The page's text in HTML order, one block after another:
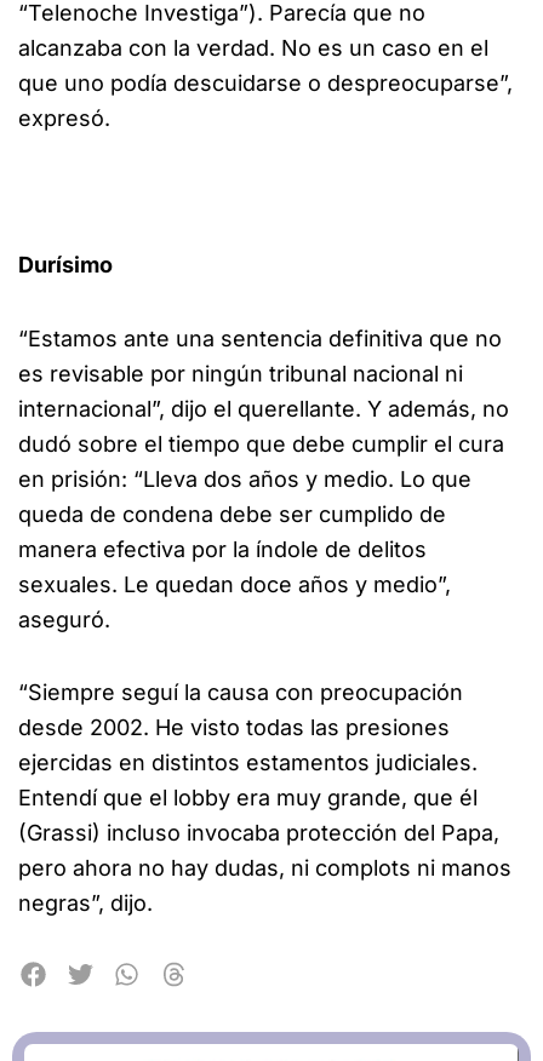
“Telenoche Investiga”). Parecía que no
alcanzaba con la verdad. No es un caso en el
que uno podía descuidarse o despreocuparse”,
expresó.
Durísimo
“Estamos ante una sentencia definitiva que no
es revisable por ningún tribunal nacional ni
internacional”, dijo el querellante. Y además, no
dudó sobre el tiempo que debe cumplir el cura
en prisión: “Lleva dos años y medio. Lo que
queda de condena debe ser cumplido de
manera efectiva por la índole de delitos
sexuales. Le quedan doce años y medio”,
aseguró.
“Siempre seguí la causa con preocupación
desde 2002. He visto todas las presiones
ejercidas en distintos estamentos judiciales.
Entendí que el lobby era muy grande, que él
(Grassi) incluso invocaba protección del Papa,
pero ahora no hay dudas, ni complots ni manos
negras”, dijo.